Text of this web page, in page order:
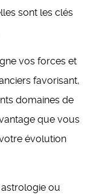
sont les clés
vos forces et
favorisant,
domaines de
que vous
évolution
ou